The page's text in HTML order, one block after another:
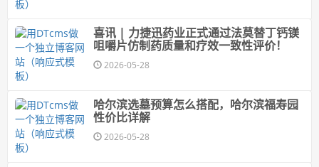
喜讯 | 力捷迅药业正式通过法莫替丁钙镁
咀嚼片仿制药质量和疗效一致性评价！
2026-05-28
哈尔滨选墓预算怎么搭配，哈尔滨福寿园
性价比详解
2026-05-28